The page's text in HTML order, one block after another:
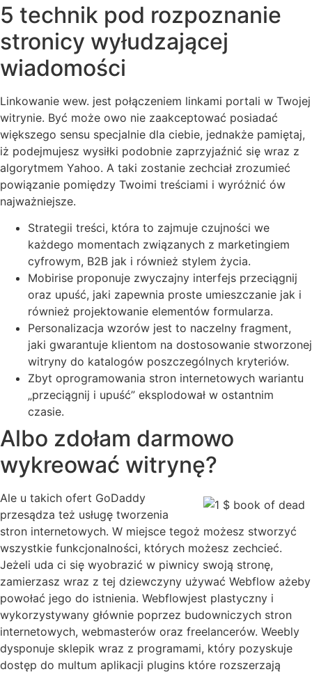
5 technik pod rozpoznanie
stronicy wyłudzającej
wiadomości
Linkowanie wew. jest połączeniem linkami portali w Twojej
witrynie. Być może owo nie zaakceptować posiadać
większego sensu specjalnie dla ciebie, jednakże pamiętaj,
iż podejmujesz wysiłki podobnie zaprzyjaźnić się wraz z
algorytmem Yahoo. A taki zostanie zechciał zrozumieć
powiązanie pomiędzy Twoimi treściami i wyróżnić ów
najważniejsze.
Strategii treści, która to zajmuje czujności we
każdego momentach związanych z marketingiem
cyfrowym, B2B jak i również stylem życia.
Mobirise proponuje zwyczajny interfejs przeciągnij
oraz upuść, jaki zapewnia proste umieszczanie jak i
również projektowanie elementów formularza.
Personalizacja wzorów jest to naczelny fragment,
jaki gwarantuje klientom na dostosowanie stworzonej
witryny do katalogów poszczególnych kryteriów.
Zbyt oprogramowania stron internetowych wariantu
„przeciągnij i upuść” eksplodował w ostantnim
czasie.
Albo zdołam darmowo
wykreować witrynę?
Ale u takich ofert GoDaddy
przesądza też usługę tworzenia
stron internetowych. W miejsce tegoż możesz stworzyć
wszystkie funkcjonalności, których możesz zechcieć.
Jeżeli uda ci się wyobrazić w piwnicy swoją stronę,
zamierzasz wraz z tej dziewczyny używać Webflow ażeby
powołać jego do istnienia. Webflowjest plastyczny i
wykorzystywany głównie poprzez budowniczych stron
internetowych, webmasterów oraz freelancerów. Weebly
dysponuje sklepik wraz z programami, który pozyskuje
dostęp do multum aplikacji plugins które rozszerzają